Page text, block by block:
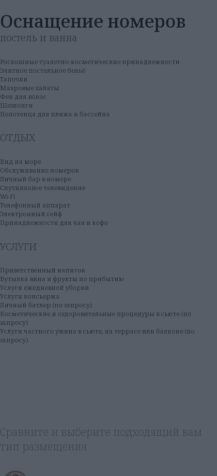
Оснащение номеров
постель и ванна
Роскошные туалетно-косметические принадлежности
Элитное постельное бельё
Тапочки
Махровые халаты
Фен для волос
Шезлонги
Полотенца для пляжа и бассейна
ОТДЫХ
Вид на море
Обслуживание номеров
Личный бар в номере
Спутниковое телевидение
Wi-Fi
Телефонный аппарат
Электронный сейф
Принадлежности для чая и кофе
УСЛУГИ
Приветственный напиток
Бутылка вина и фрукты по прибытию
Услуги ежедневной уборки
Услуги консьержа
Личный батлер (по запросу)
Косметические и оздоровительные процедуры в сьюте (по
запросу)
Услуги частного ужина в сьюте, на террасе или балконе (по
запросу)
Сравните и выберите подходящий вам
тип размещения